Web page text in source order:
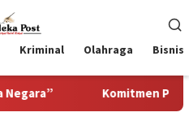
Kriminal Olahraga Bisnis
Komitmen Pemkab Pasuruan